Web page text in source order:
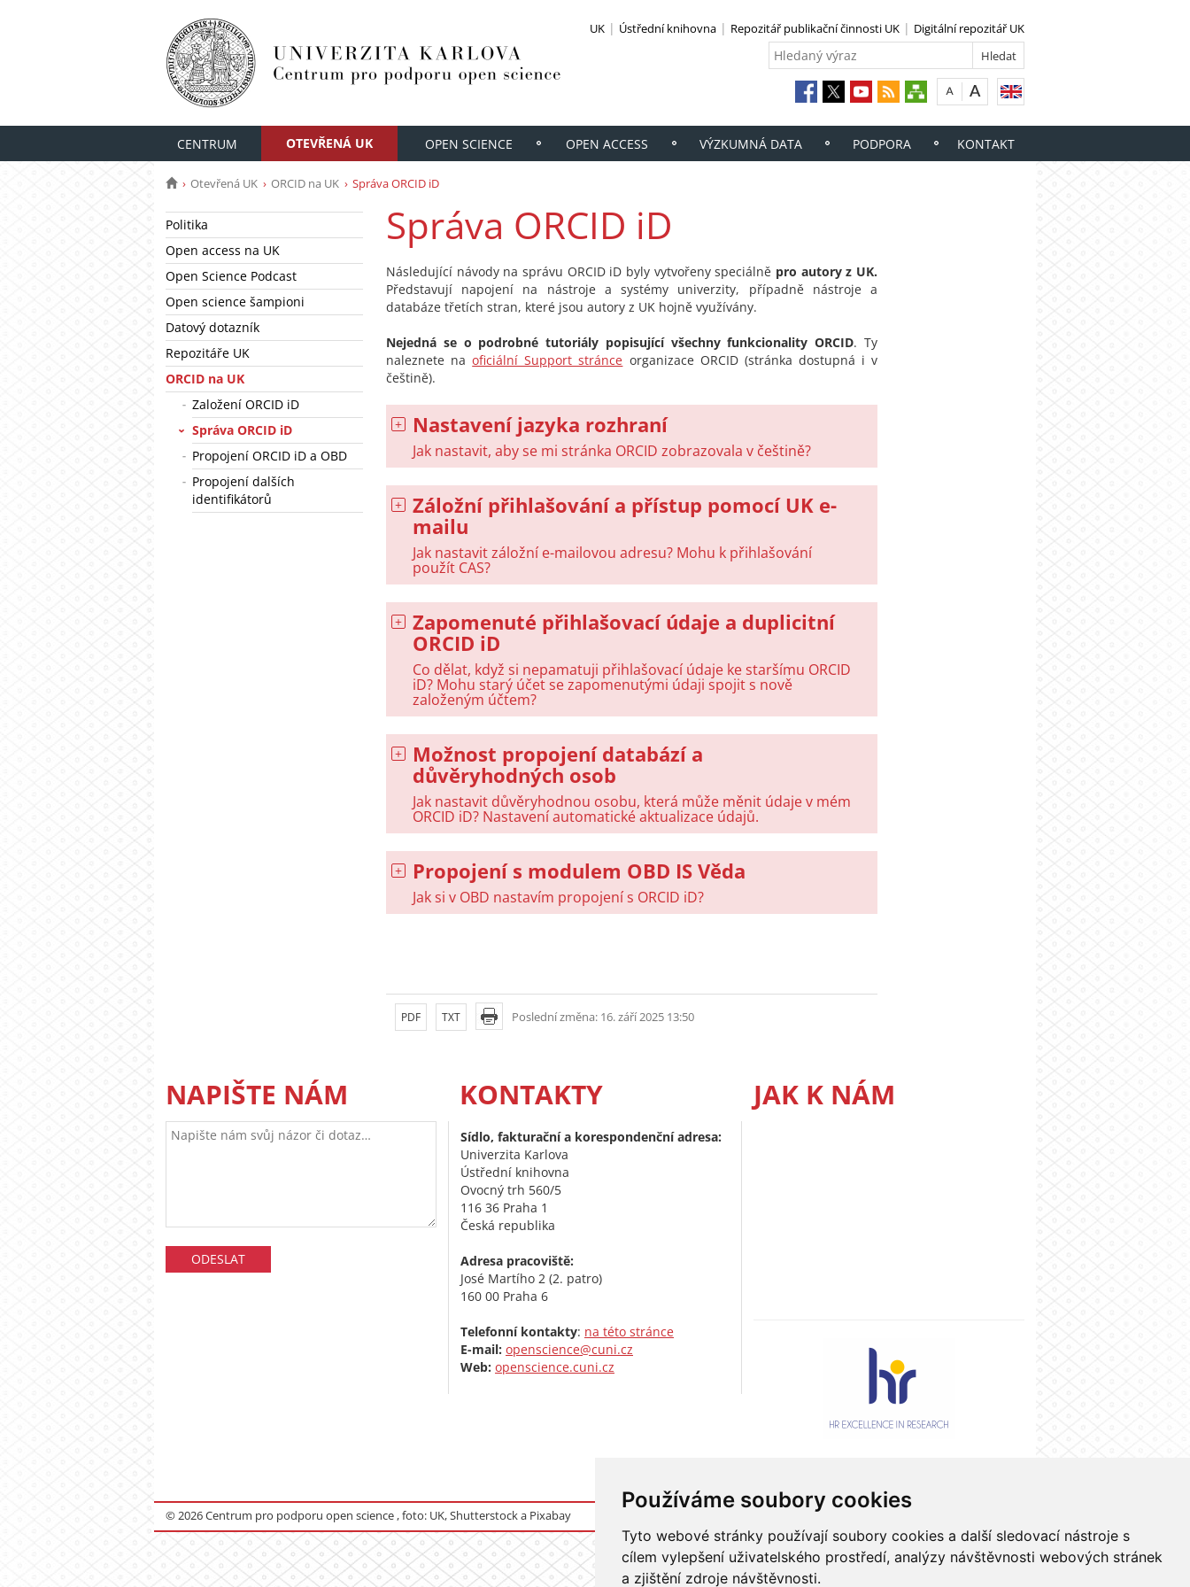
Používáme soubory cookies
Tyto webové stránky používají soubory cookies a další sledovací nástroje s
cílem vylepšení uživatelského prostředí, analýzy návštěvnosti webových stránek
a zjištění zdroje návštěvnosti.
UK Ústřední knihovna Repozitář publikační činnosti UK Digitální repozitář UK
CENTRUM OTEVŘENÁ UK OPEN SCIENCE OPEN ACCESS VÝZKUMNÁ DATA PODPORA KONTAKT
Otevřená UK ORCID na UK Správa ORCID iD
Politika
Open access na UK
Open Science Podcast
Open science šampioni
Datový dotazník
Repozitáře UK
ORCID na UK
Založení ORCID iD
Správa ORCID iD
Propojení ORCID iD a OBD
Propojení dalších
identifikátorů
Správa ORCID iD
Následující návody na správu ORCID iD byly vytvořeny speciálně pro autory z UK.
Představují napojení na nástroje a systémy univerzity, případně nástroje a
databáze třetích stran, které jsou autory z UK hojně využívány.
Nejedná se o podrobné tutoriály popisující všechny funkcionality ORCID. Ty
naleznete naoficiální Support stránce organizace ORCID (stránka dostupná i v
češtině).
Nastavení jazyka rozhraní
Jak nastavit, aby se mi stránka ORCID zobrazovala v češtině?
Záložní přihlašování a přístup pomocí UK e-
mailu
Jak nastavit záložní e-mailovou adresu? Mohu k přihlašování
použít CAS?
Zapomenuté přihlašovací údaje a duplicitní
ORCID iD
Co dělat, když si nepamatuji přihlašovací údaje ke staršímu ORCID
iD? Mohu starý účet se zapomenutými údaji spojit s nově
založeným účtem?
Možnost propojení databází a
důvěryhodných osob
Jak nastavit důvěryhodnou osobu, která může měnit údaje v mém
ORCID iD? Nastavení automatické aktualizace údajů.
Propojení s modulem OBD IS Věda
Jak si v OBD nastavím propojení s ORCID iD?
Poslední změna: 16. září 2025 13:50
PDF TXT
NAPIŠTE NÁM KONTAKTY
Sídlo, fakturační a korespondenční adresa:
Univerzita Karlova
Ústřední knihovna
Ovocný trh 560/5
116 36 Praha 1
Česká republika
Adresa pracoviště:
José Martího 2 (2. patro)
160 00 Praha 6
Telefonní kontakty: na této stránce
E-mail: openscience@cuni.cz
Web: openscience.cuni.cz
JAK K NÁM
© 2026 Centrum pro podporu open science , foto: UK, Shutterstock a Pixabay